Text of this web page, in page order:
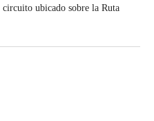
circuito ubicado sobre la Ruta